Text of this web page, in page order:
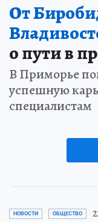
От
о пути в
В Приморье
успешную
специалистам
НОВОСТИ ОБЩЕСТВО